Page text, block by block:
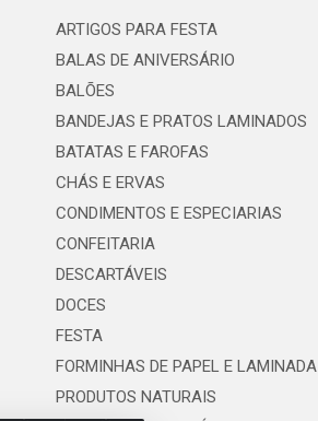
ARTIGOS PARA FESTA
BALAS DE ANIVERSÁRIO
BALÕES
BANDEJAS E PRATOS LAMINADOS
BATATAS E FAROFAS
CHÁS E ERVAS
CONDIMENTOS E ESPECIARIAS
CONFEITARIA
DESCARTÁVEIS
DOCES
FESTA
FORMINHAS DE PAPEL E LAMINADA
PRODUTOS NATURAIS